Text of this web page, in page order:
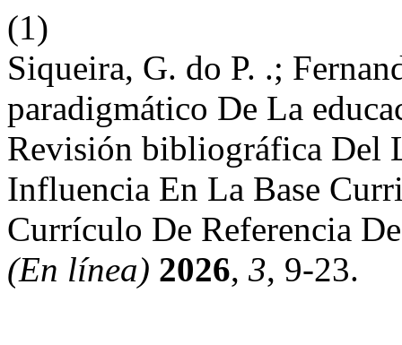
(1)
Siqueira, G. do P. .;
paradigmático De La
Revisión bibliográfica Del
Influencia En La Base
Currículo De Referencia
(En línea) 2026, 3, 9-23.